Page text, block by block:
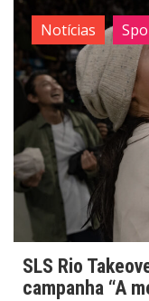
Notícias
SLS Rio
campanha “A